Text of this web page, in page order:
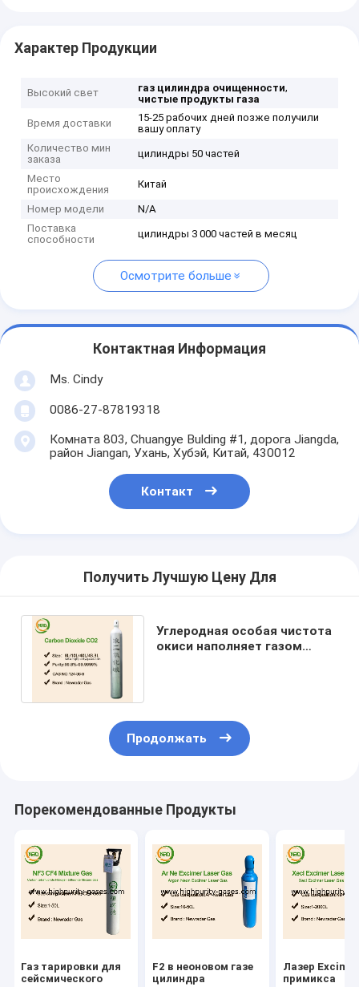
Характер Продукции
Высокий свет газ цилиндра очищенности,
чистые продукты газа
Время доставки
15-25 рабочих дней позже получили
вашу оплату
Количество мин
заказа
цилиндры 50 частей
Место
происхождения
Китай
Номер модели
N/A
Поставка
способности
цилиндры 3 000 частей в месяц
Осмотрите больше
Контактная Информация
Ms. Cindy
0086-27-87819318
Комната 803, Chuangye Bulding #1, дорога Jiangda,
район Jiangan, Ухань, Хубэй, Китай, 430012
Контакт
Получить Лучшую Цену Для
Углеродная особая чистота
окиси наполняет газом
Продолжать
Порекомендованные Продукты
Газ тарировки для
сейсмического
F2 в неоновом газе
цилиндра
Лазер Excimer
примикса